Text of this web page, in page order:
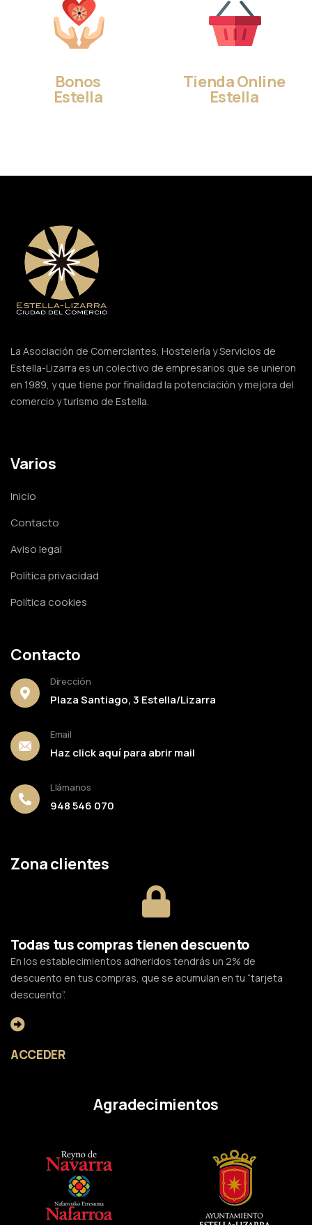
Bonos
Estella
Tienda Online
Estella
La Asociación de Comerciantes, Hostelería y Servicios de
Estella-Lizarra es un colectivo de empresarios que se unieron
en 1989, y que tiene por finalidad la potenciación y mejora del
comercio y turismo de Estella.
Varios
Inicio
Contacto
Aviso legal
Política privacidad
Política cookies
Contacto
Dirección
Plaza Santiago, 3 Estella/Lizarra
Email
Haz click aquí para abrir mail
Llámanos
948 546 070
Zona clientes
Todas tus compras tienen descuento
En los establecimientos adheridos tendrás un 2% de
descuento en tus compras, que se acumulan en tu “tarjeta
descuento”.
ACCEDER
Agradecimientos